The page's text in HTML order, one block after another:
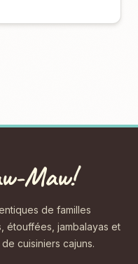
Maw!
de familles
étouffées, jambalayas et
cuisiniers cajuns.